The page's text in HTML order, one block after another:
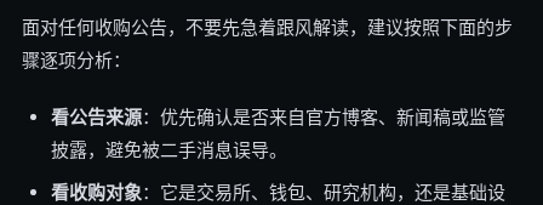
面对任何收购公告，不要先急着跟风解读，建议按照下面的步
骤逐项分析：
看公告来源：优先确认是否来自官方博客、新闻稿或监管
披露，避免被二手消息误导。
看收购对象：它是交易所、钱包、研究机构，还是基础设